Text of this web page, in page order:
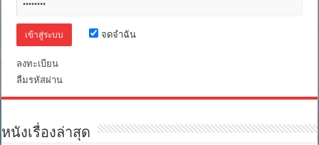
จดจำฉัน
ลงทะเบียน
ลืมรหัสผ่าน
หนังเรื่องล่าสุด